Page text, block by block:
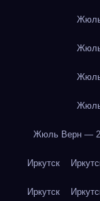
Жюль Верн —
Иркутск
Иркутск